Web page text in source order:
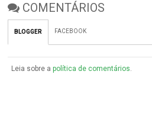
COMENTÁRIOS
BLOGGER FACEBOOK
Leia sobre apolítica de comentários.